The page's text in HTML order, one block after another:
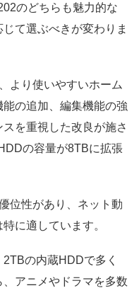
のどちらも魅力的な
て選ぶべきが変わりま
より使いやすいホーム
の追加、編集機能の強
を重視した改良が施さ
の容量が8TBに拡張
位性があり、ネット動
に適しています。
の内蔵HDDで多く
アニメやドラマを多数